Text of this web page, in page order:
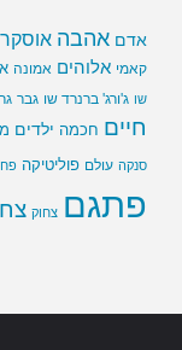
אדם אהבה אוסקר
קאמי אלוהים אמונה
שו ג'ורג' ברנרד שו גבר
חיים חכמה ילדים
סנקה עולם פוליטיקה
פתגם צחוק